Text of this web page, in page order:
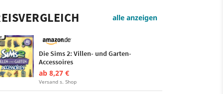
alle anzeigen
Die Sims 2: Villen- und Garten-
Accessoires
ab 8,27 €
Versand s. Shop